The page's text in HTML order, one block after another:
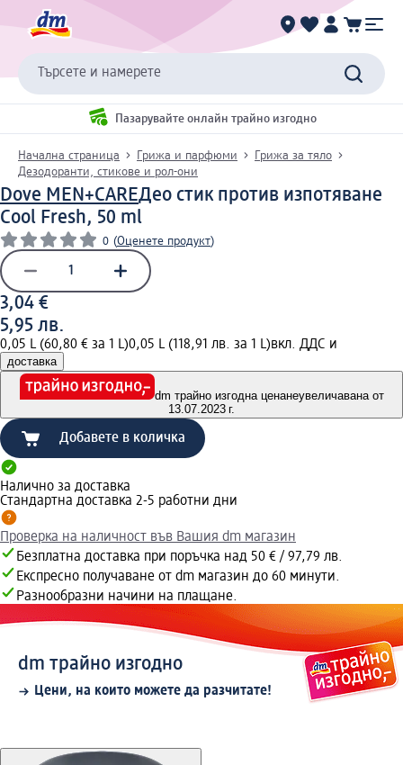
Търсете и намерете
Пазарувайте онлайн трайно изгодно
Начална страница Грижа и парфюми
Грижа за тяло
Дезодоранти, стикове и рол-они
Dove MEN+CAREДео стик против изпотяване
Cool Fresh, 50 ml
0 (Оценете продукт)
3,04 €
5,95 лв.
0,05 L (60,80 € за 1 L)0,05 L (118,91 лв. за 1 L)вкл. ДДС и
доставка
dm трайно изгодна ценанеувеличавана от
13.07.2023 г.
Добавете в количка
Налично за доставка
Стандартна доставка 2-5 работни дни
Проверка на наличност във Вашия dm магазин
Безплатна доставка при поръчка над 50 € / 97,79 лв.
Експресно получаване от dm магазин до 60 минути.
Разнообразни начини на плащане.
dm трайно изгодно
Цени, на които можете да разчитате!